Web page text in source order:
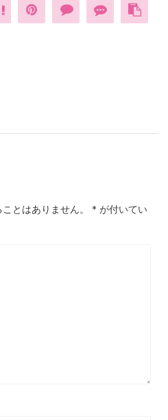
とはありません。 * が付いてい